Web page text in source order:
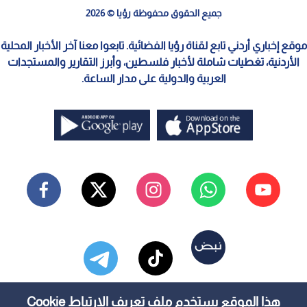
هذا الموقع يستخدم ملف تعريف الارتباط Cookie
جميع الحقوق محفوظة رؤيا © 2026
موقع إخباري أردني تابع لقناة رؤيا الفضائية. تابعوا معنا آخر الأخبار المحلية
الأردنية، تغطيات شاملة لأخبار فلسطين، وأبرز التقارير والمستجدات
العربية والدولية على مدار الساعة.